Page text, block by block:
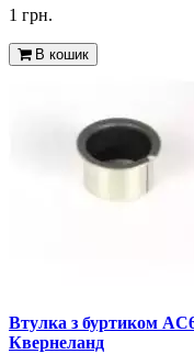
1 грн.
В кошик
Втулка з буртиком
Квернеланд